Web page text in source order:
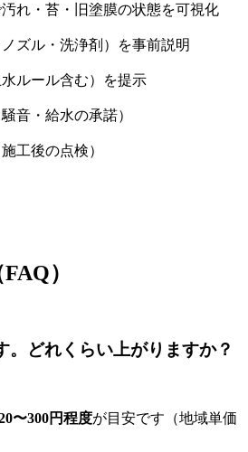
汚れ・苔・旧塗膜の状態を可視化
ノズル・洗浄剤）を事前説明
水ルール含む）を提示
騒音・給水の承諾）
施工後の点検）
）
。どれくらい上がりますか？
〜300円程度が目安です（地域単価